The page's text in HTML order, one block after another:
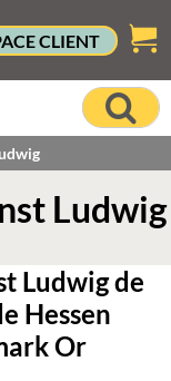
CLIENT
Ludwig
Ludwig de
Hessen
Or